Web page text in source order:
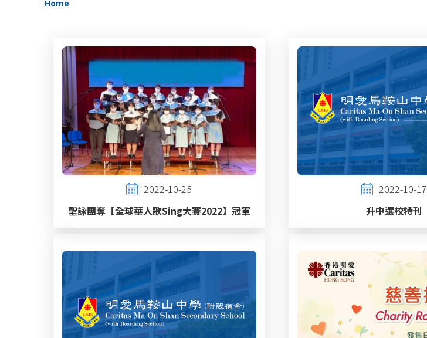
Home
2022-10-25
聖詠團奪【全球華人歌Sing大賽2022】冠軍
2022-10-17
升中選校特刊